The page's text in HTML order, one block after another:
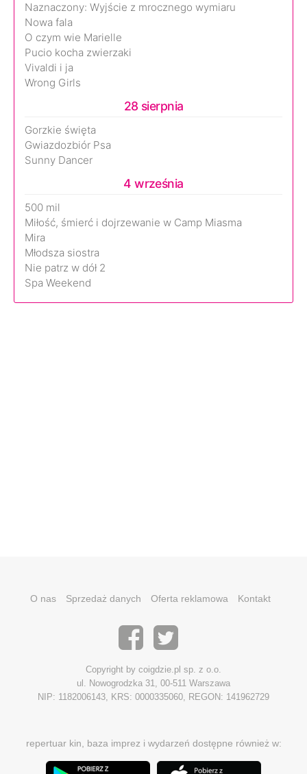
Naznaczony: Wyjście z mrocznego wymiaru
Nowa fala
O czym wie Marielle
Pucio kocha zwierzaki
Vivaldi i ja
Wrong Girls
28 sierpnia
Gorzkie święta
Gwiazdozbiór Psa
Sunny Dancer
4 września
500 mil
Miłość, śmierć i dojrzewanie w Camp Miasma
Mira
Młodsza siostra
Nie patrz w dół 2
Spa Weekend
O nas Sprzedaż danych Oferta reklamowa Kontakt
Copyright by coigdzie.pl sp. z o.o.
ul. Nowogrodzka 31, 00-511 Warszawa
NIP: 1182006143, KRS: 0000335060, REGON: 141962729
repertuar kin, baza imprez i wydarzeń dostępne również w: